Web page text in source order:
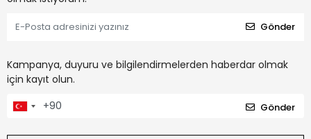
Gönder
Kampanya, duyuru ve bilgilendirmelerden haberdar olmak
için kayıt olun.
Gönder